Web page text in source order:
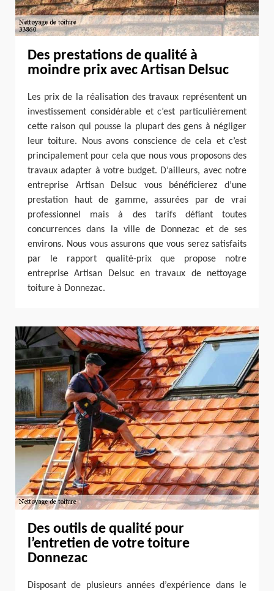
Des prestations de qualité à
moindre prix avec Artisan Delsuc
Les prix de la réalisation des travaux représentent un
investissement considérable et c’est particulièrement
cette raison qui pousse la plupart des gens à négliger
leur toiture. Nous avons conscience de cela et c’est
principalement pour cela que nous vous proposons des
travaux adapter à votre budget. D’ailleurs, avec notre
entreprise Artisan Delsuc vous bénéficierez d’une
prestation haut de gamme, assurées par de vrai
professionnel mais à des tarifs défiant toutes
concurrences dans la ville de Donnezac et de ses
environs. Nous vous assurons que vous serez satisfaits
par le rapport qualité-prix que propose notre
entreprise Artisan Delsuc en travaux de nettoyage
toiture à Donnezac.
Des outils de qualité pour
l’entretien de votre toiture
Donnezac
Disposant de plusieurs années d’expérience dans le